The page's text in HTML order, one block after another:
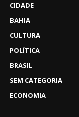
CIDADE
BAHIA
CULTURA
POLÍTICA
BRASIL
SEM CATEGORIA
ECONOMIA